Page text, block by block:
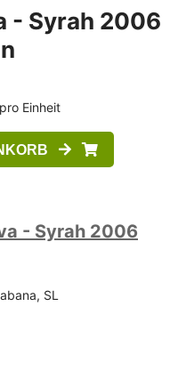
- Syrah 2006
Einheit
- Syrah 2006
SL